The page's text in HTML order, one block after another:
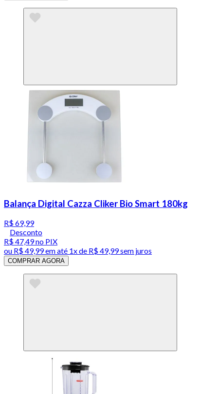
Balança Digital Cazza Cliker Bio Smart 180kg
R$ 69,99
Desconto
R$ 47,49no PIX
ou R$ 49,99em até 1x de R$ 49,99sem juros
COMPRAR AGORA